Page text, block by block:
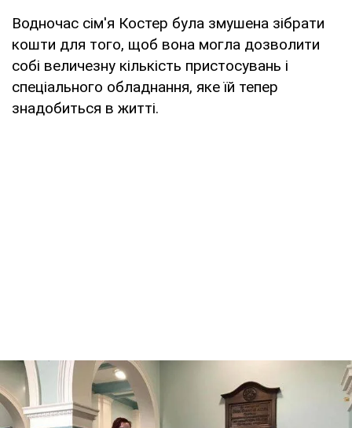
Водночас сім'я Костер була змушена зібрати
кошти для того, щоб вона могла дозволити
собі величезну кількість пристосувань і
спеціального обладнання, яке їй тепер
знадобиться в житті.